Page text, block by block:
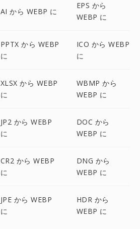
AI から WEBP に
EPS から
WEBP に
PPTX から WEBP
に
ICO から WEBP
に
XLSX から WEBP
に
WBMP から
WEBP に
JP2 から WEBP
に
DOC から
WEBP に
CR2 から WEBP
に
DNG から
WEBP に
JPE から WEBP
に
HDR から
WEBP に